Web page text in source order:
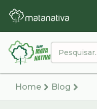
Home Blog